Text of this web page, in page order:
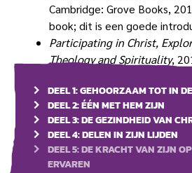
Cambridge: Grove Books,
book; dit is een goede
Participating in Christ,
Theology and Spirituality,
DEEL 1: GEHOORZAAM TOT IN
DEEL 2: ÉÉN MET HEM ZIJN
DEEL 3: DE GEZINDHEID VAN
DEEL 4: DELEN IN ZIJN LIJDEN
DEEL 5: DE KRACHT VAN ZIJN
ERVAREN